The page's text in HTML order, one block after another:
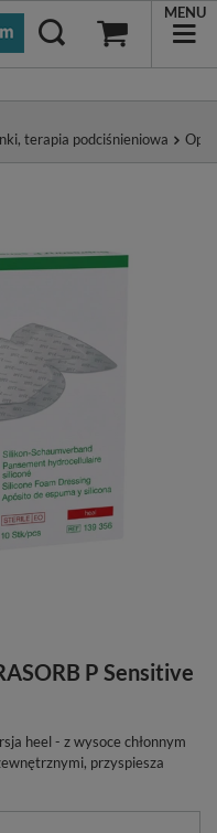
MENU
terapia podciśnieniowa
P Sensitive
heel - z wysoce chłonnym
przyspiesza